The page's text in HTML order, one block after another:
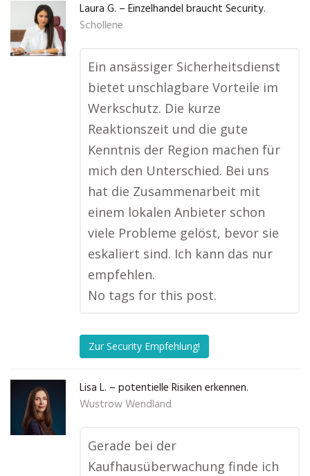
Laura G. – Einzelhandel braucht Security.
Schollene
Ein ansässiger Sicherheitsdienst
bietet unschlagbare Vorteile im
Werkschutz. Die kurze
Reaktionszeit und die gute
Kenntnis der Region machen für
mich den Unterschied. Bei uns
hat die Zusammenarbeit mit
einem lokalen Anbieter schon
viele Probleme gelöst, bevor sie
eskaliert sind. Ich kann das nur
empfehlen.
No tags for this post.
Zur Security Empfehlung!
Lisa L. – potentielle Risiken erkennen.
Wustrow Wendland
Gerade bei der
Kaufhausüberwachung finde ich